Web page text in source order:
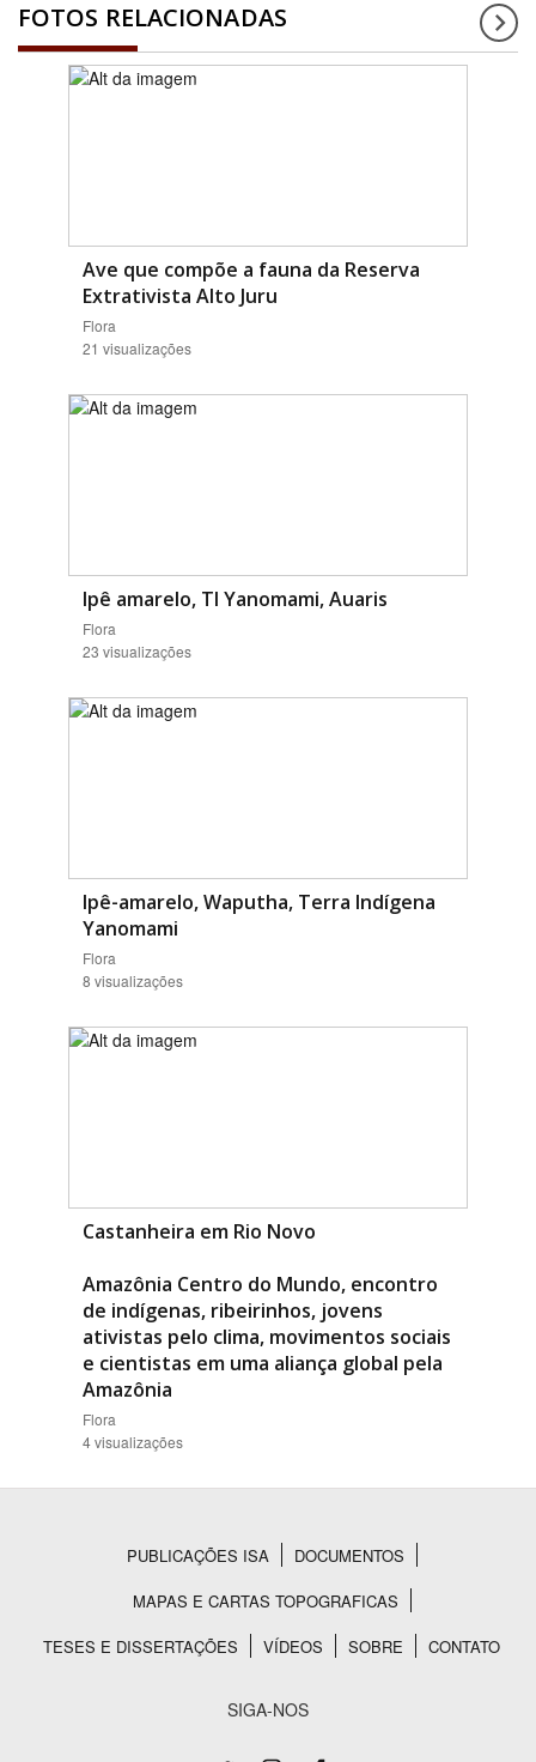
FOTOS RELACIONADAS
Ave que compõe a fauna da Reserva
Extrativista Alto Juru
Flora
21 visualizações
Ipê amarelo, TI Yanomami, Auaris
Flora
23 visualizações
Ipê-amarelo, Waputha, Terra Indígena
Yanomami
Flora
8 visualizações
Castanheira em Rio Novo
Amazônia Centro do Mundo, encontro
de indígenas, ribeirinhos, jovens
ativistas pelo clima, movimentos sociais
e cientistas em uma aliança global pela
Amazônia
Flora
4 visualizações
Rodapé
PUBLICAÇÕES ISA
DOCUMENTOS
MAPAS E CARTAS TOPOGRAFICAS
TESES E DISSERTAÇÕES
VÍDEOS SOBRE CONTATO
SIGA-NOS